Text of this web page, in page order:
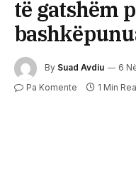
të gatshëm
By Suad Avdiu 6
Pa Komente 1 Min